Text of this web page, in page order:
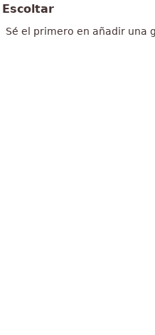
Escoltar
Sé el primero en añadir una